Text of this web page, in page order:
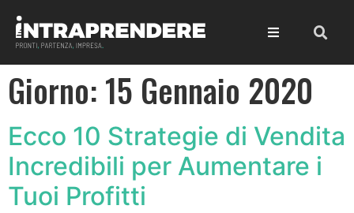
Giorno: 15 Gennaio 2020
Ecco 10 Strategie di Vendita
Incredibili per Aumentare i
Tuoi Profitti